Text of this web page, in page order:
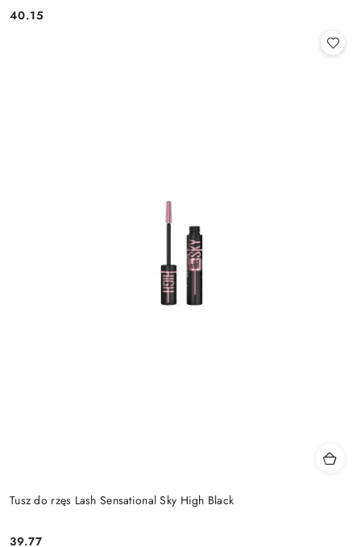
Cena:
40.15
Tusz do rzęs Lash Sensational Sky High Black
39.77